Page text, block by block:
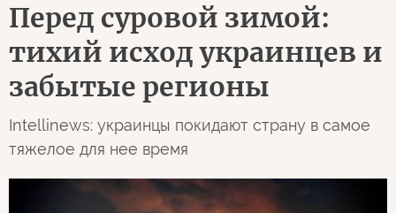
Перед суровой зимой:
тихий исход украинцев и
забытые регионы
Intellinews: украинцы покидают страну в самое
тяжелое для нее время